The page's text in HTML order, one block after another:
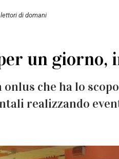
di domani
un giorno,
onlus che ha lo
realizzando